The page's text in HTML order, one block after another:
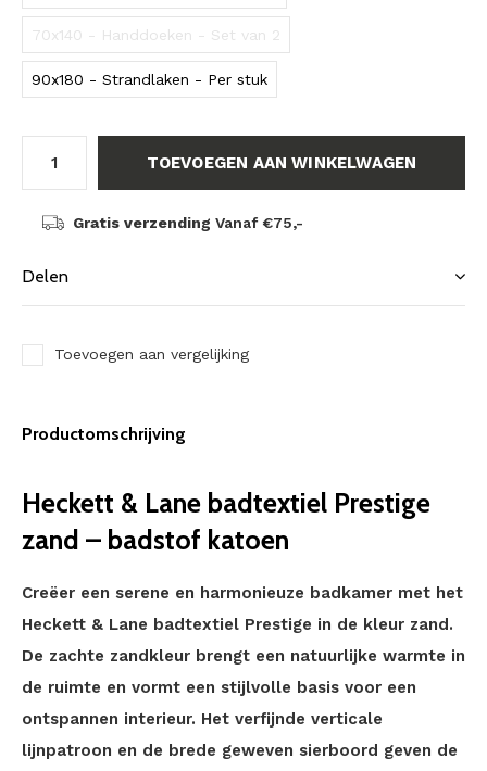
70x140 - Handdoeken - Set van 2
90x180 - Strandlaken - Per stuk
TOEVOEGEN AAN WINKELWAGEN
Gratis verzending Vanaf €75,-
Delen
Toevoegen aan vergelijking
Productomschrijving
Heckett & Lane badtextiel Prestige
zand – badstof katoen
Creëer een serene en harmonieuze badkamer met het
Heckett & Lane badtextiel Prestige in de kleur zand.
De zachte zandkleur brengt een natuurlijke warmte in
de ruimte en vormt een stijlvolle basis voor een
ontspannen interieur. Het verfijnde verticale
lijnpatroon en de brede geweven sierboord geven de